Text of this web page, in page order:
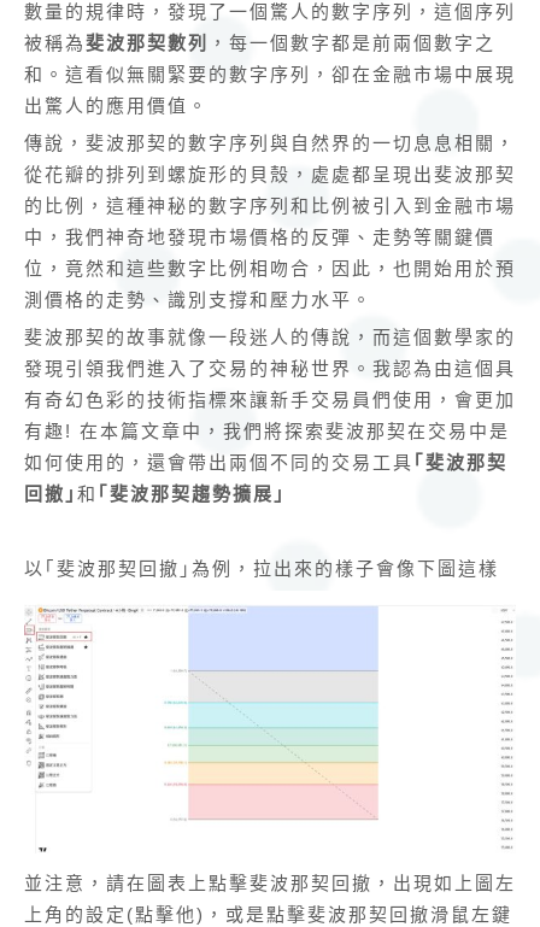
數量的規律時，發現了一個驚人的數字序列，這個序列
被稱為斐波那契數列
，每一個數字都是前兩個數字之
和。這看似無關緊要的數字序列，卻在金融市場中展現
出驚人的應用價值。
傳說，斐波那契的數字序列與自然界的一切息息相關，
從花瓣的排列到螺旋形的貝殼，處處都呈現出斐波那契
的比例，這種神秘的數字序列和比例被引入到金融市場
中，我們神奇地發現市場價格的反彈、走勢等關鍵價
位，竟然和這些數字比例相吻合，因此，也開始用於預
測價格的走勢、識別支撐和壓力水平。
斐波那契的故事就像一段迷人的傳說，而這個數學家的
發現引領我們進入了交易的神秘世界。我認為由這個具
有奇幻色彩的技術指標來讓新手交易員們使用，會更加
有趣! 在本篇文章中，我們將探索斐波那契在交易中是
如何使用的，還會帶出兩個不同的交易工具 ｢斐波那契
回撤｣ 和 ｢斐波那契趨勢擴展｣
以｢斐波那契回撤｣為例，拉出來的樣子會像下圖這樣
並注意，請在圖表上點擊斐波那契回撤，出現如上圖左
上角的設定(點擊他)，或是點擊斐波那契回撤滑鼠左鍵